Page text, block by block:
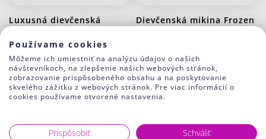
Luxusná dievčenská
23.60 €
19.90 €
Dievčenská mikina Frozen
Používame cookies
Môžeme ich umiestniť na analýzu údajov o našich
návštevníkoch, na zlepšenie našich webových stránok,
zobrazovanie prispôsobeného obsahu a na poskytovanie
skvelého zážitku z webových stránok. Pre viac informácií o
cookies používame otvorené nastavenia.
Prispôsobiť Schváliť